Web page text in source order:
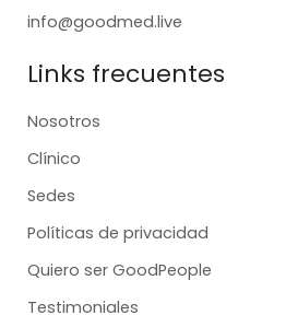
info@goodmed.live
Links frecuentes
Nosotros
Clínico
Sedes
Políticas de privacidad
Quiero ser GoodPeople
Testimoniales